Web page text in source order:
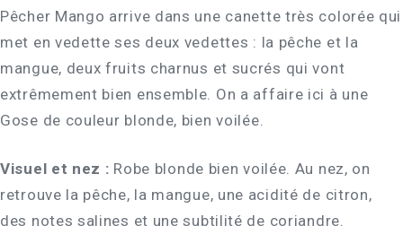
Pêcher Mango arrive dans une canette très colorée qui
met en vedette ses deux vedettes : la pêche et la
mangue, deux fruits charnus et sucrés qui vont
extrêmement bien ensemble. On a affaire ici à une
Gose de couleur blonde, bien voilée.
Visuel et nez : Robe blonde bien voilée. Au nez, on
retrouve la pêche, la mangue, une acidité de citron,
des notes salines et une subtilité de coriandre.